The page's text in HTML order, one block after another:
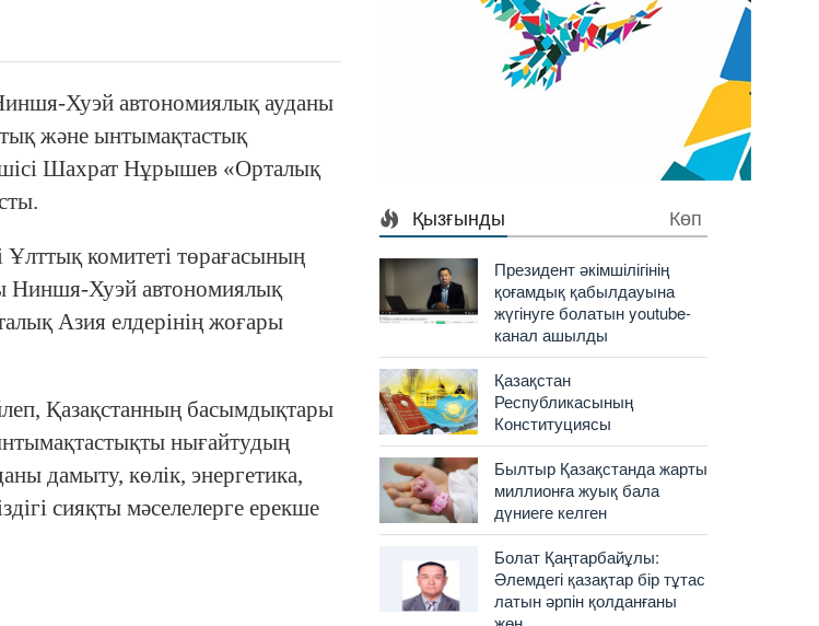
Хуэй автономиялық ауданы
және ынтымақтастық
Шахрат Нұрышев «Орталық
Ұлттық комитеті төрағасының
Хуэй автономиялық
Азия елдерінің жоғары
Қазақстанның басымдықтары
нығайтудың
дамыту, көлік, энергетика,
сияқты мәселелерге ерекше
Қызғынды Көп
Президент әкімшілігінің
қоғамдық қабылдауына
жүгінуге болатын youtube-
канал ашылды
Қазақстан
Республикасының
Конституциясы
Былтыр Қазақстанда жарты
миллионға жуық бала
дүниеге келген
Болат Қаңтарбайұлы:
Әлемдегі қазақтар бір тұтас
латын әрпін қолданғаны